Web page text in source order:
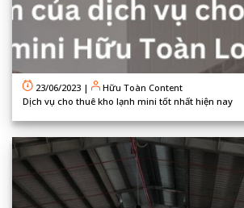
23/06/2023 |
Hữu Toàn Content
Dịch vụ cho thuê kho lạnh mini tốt nhất hiện nay